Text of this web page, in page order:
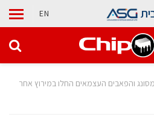
EN
והפאבים העצמאים החלו במירוץ אחר